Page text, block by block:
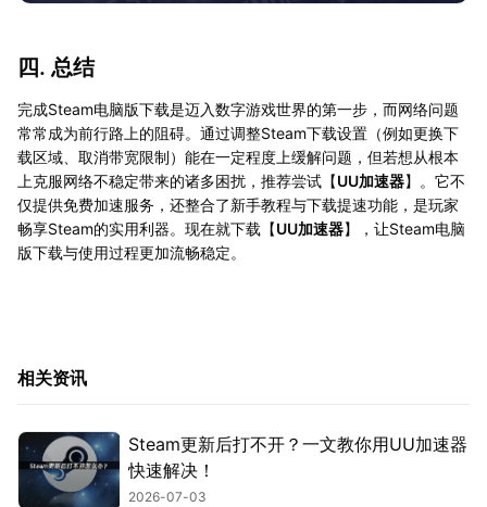
四. 总结
完成Steam电脑版下载是迈入数字游戏世界的第一步，而网络问题
常常成为前行路上的阻碍。通过调整Steam下载设置（例如更换下
载区域、取消带宽限制）能在一定程度上缓解问题，但若想从根本
上克服网络不稳定带来的诸多困扰，推荐尝试【UU加速器】。它不
仅提供免费加速服务，还整合了新手教程与下载提速功能，是玩家
畅享Steam的实用利器。现在就下载【UU加速器】，让Steam电脑
版下载与使用过程更加流畅稳定。
相关资讯
Steam更新后打不开？一文教你用UU加速器
快速解决！
2026-07-03